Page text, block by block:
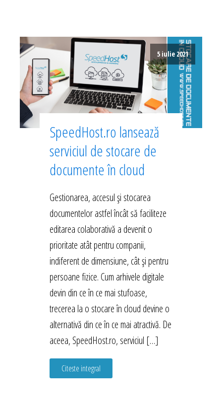
5 iulie 2021
SpeedHost.ro lansează
serviciul de stocare de
documente în cloud
Gestionarea, accesul și stocarea
documentelor astfel încât să faciliteze
editarea colaborativă a devenit o
prioritate atât pentru companii,
indiferent de dimensiune, cât și pentru
persoane fizice. Cum arhivele digitale
devin din ce în ce mai stufoase,
trecerea la o stocare în cloud devine o
alternativă din ce în ce mai atractivă. De
aceea, SpeedHost.ro, serviciul […]
Citeste integral